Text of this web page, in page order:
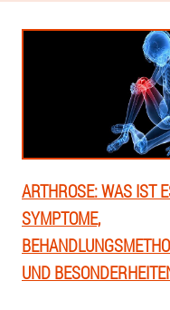
ARTHROSE: WAS IST
SYMPTOME,
UND